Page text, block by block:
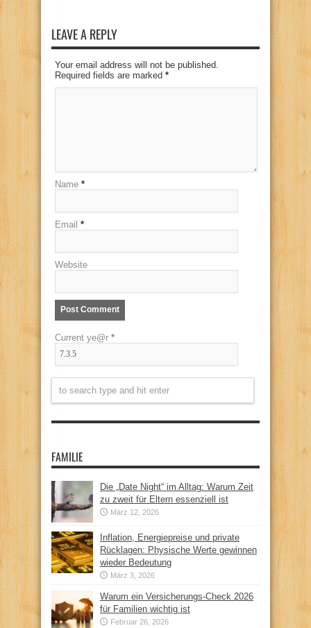
LEAVE A REPLY
Your email address will not be published.
Required fields are marked *
Name *
Email *
Website
Current ye@r *
FAMILIE
Die „Date Night“ im Alltag: Warum Zeit
zu zweit für Eltern essenziell ist
März 12, 2026
Inflation, Energiepreise und private
Rücklagen: Physische Werte gewinnen
wieder Bedeutung
März 3, 2026
Warum ein Versicherungs-Check 2026
für Familien wichtig ist
Februar 26, 2026